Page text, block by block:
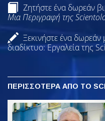
Ζητήστε ένα δωρεάν
Μια Περιγραφή της
Ξεκινήστε ένα
διαδίκτυο: Εργαλεία της
ΠΕΡΙΣΣΟΤΕΡΑ ΑΠΟ ΤΟ